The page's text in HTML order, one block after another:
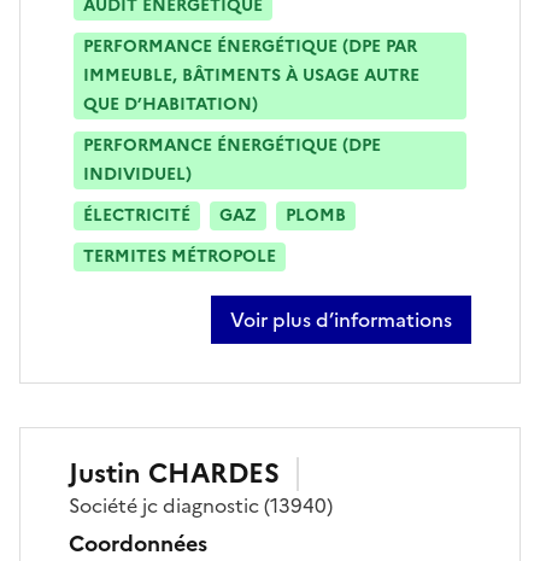
AUDIT ÉNERGÉTIQUE
PERFORMANCE ÉNERGÉTIQUE (DPE PAR
IMMEUBLE, BÂTIMENTS À USAGE AUTRE
QUE D’HABITATION)
PERFORMANCE ÉNERGÉTIQUE (DPE
INDIVIDUEL)
ÉLECTRICITÉ
GAZ
PLOMB
TERMITES MÉTROPOLE
Voir plus d’informations
sur thierry martinez
Justin CHARDES
Société jc diagnostic(13940)
Coordonnées